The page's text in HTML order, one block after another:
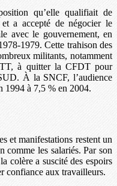
qu’elle qualifiait de
a accepté de négocier le
avec le gouvernement, en
1979. Cette trahison des
militants, notamment
à quitter la CFDT pour
À la SNCF, l’audience
1994 à 7,5 % en 2004.
et manifestations restent un
comme les salariés. Par son
colère a suscité des espoirs
confiance aux travailleurs.